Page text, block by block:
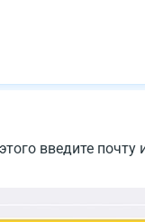
введите почту